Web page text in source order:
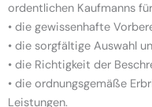
ordentlichen Kaufmanns
• die gewissenhafte
• die sorgfältige Auswahl
• die Richtigkeit der
• die ordnungsgemäße
Leistungen.